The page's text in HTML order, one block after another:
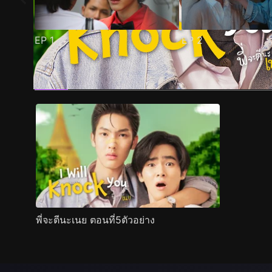
EP1 EP 2
ตัวอย่าง ภาพนิ่ง เนื้อหาที่แนะนำ รายละเอียด
พี่จะตีนะเนย ตอนที่5ตัวอย่าง